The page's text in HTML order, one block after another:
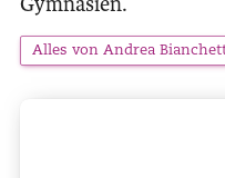
Alles von Andrea